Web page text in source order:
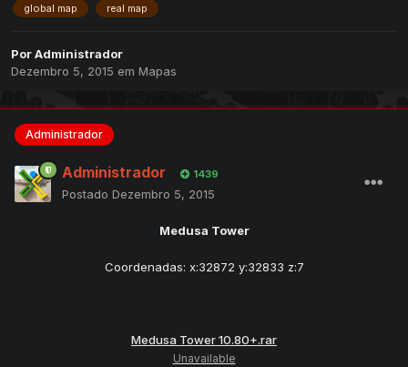
global map
real map
PorAdministrador
Dezembro 5, 2015 em Mapas
Administrador
Administrador 1439
Postado Dezembro 5, 2015
Medusa Tower
Coordenadas: x:32872 y:32833 z:7
Medusa Tower 10.80+.rar
Unavailable